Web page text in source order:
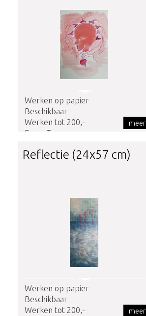
Werken op papier
Beschikbaar
Werken tot 200,-
Frans Tummers
meer
Reflectie (24x57 cm)
Werken op papier
Beschikbaar
Werken tot 200,-
meer